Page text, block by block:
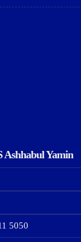
Ashhabul Yamin
5050